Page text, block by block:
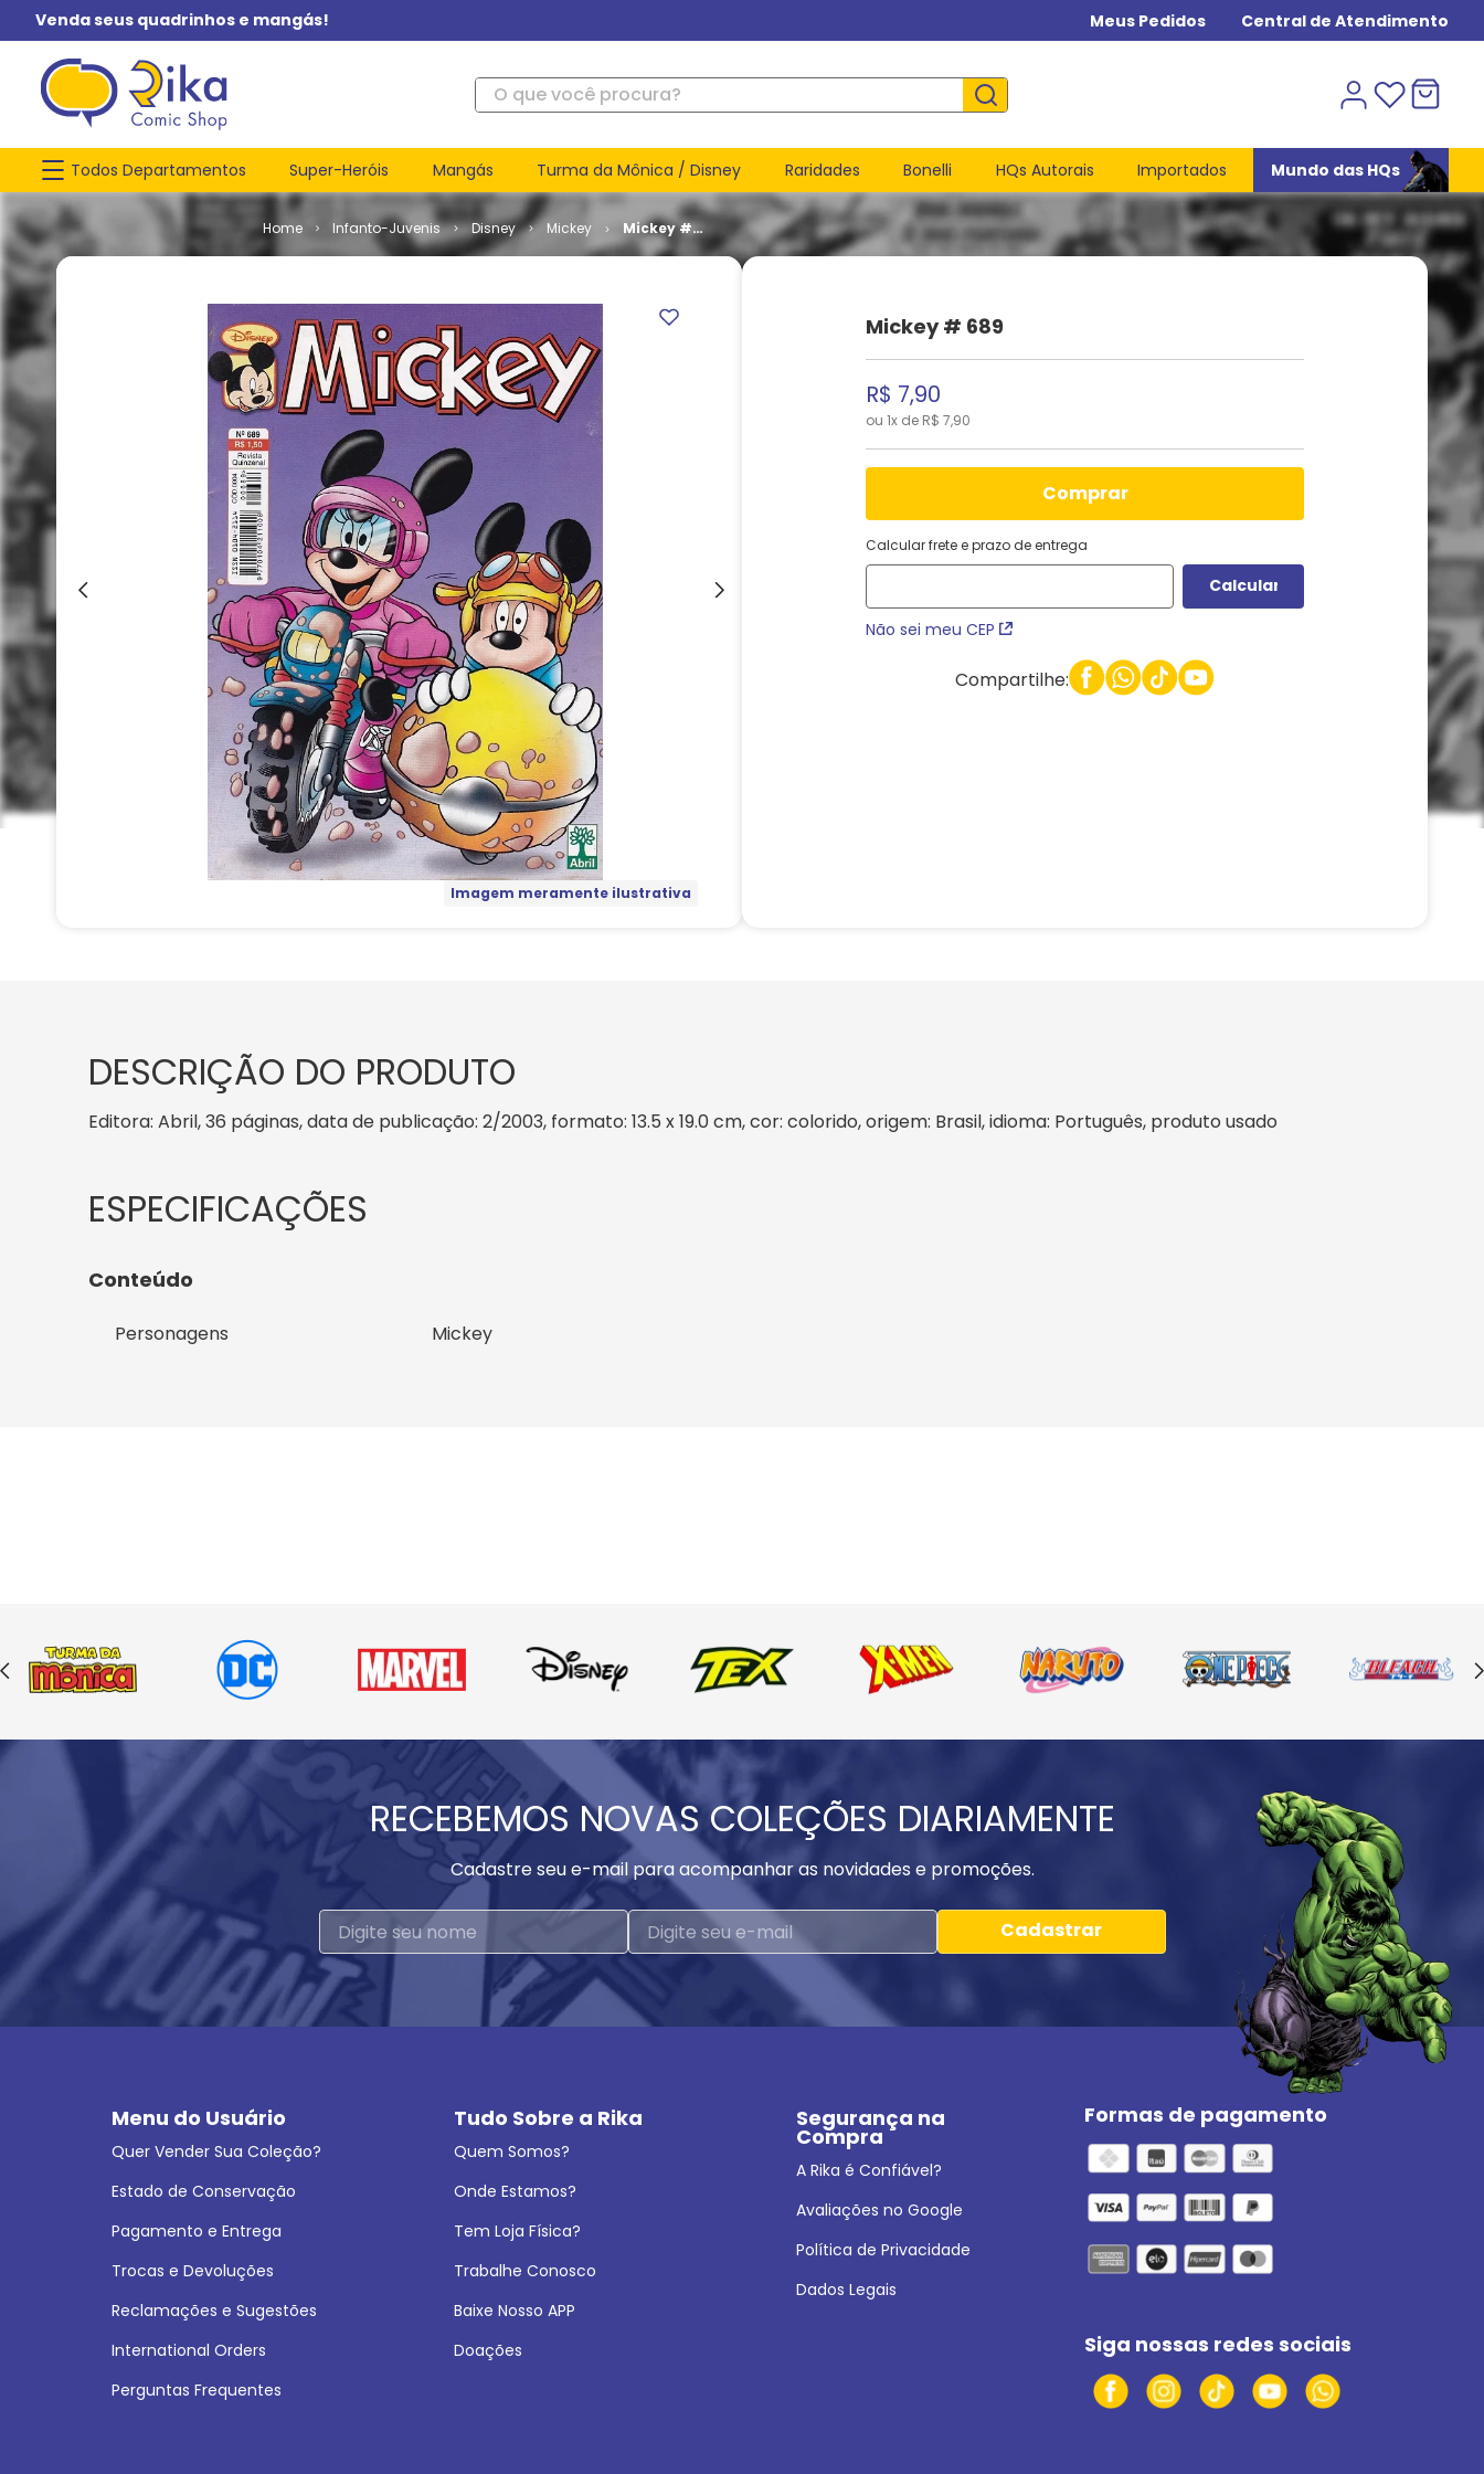
Venda seus quadrinhos e mangás! Meus Pedidos Central de Atendimento
O que você procura?
Todos Departamentos Super-Heróis Mangás Turma da Mônica / Disney Raridades Bonelli HQs Autorais Importados Mundo das HQs
Infanto-Juvenis Disney Mickey
Mickey #
689
Imagem meramente ilustrativa
Mickey # 689
R$ 7,90
ou 1x de R$ 7,90
comprar
Calcular frete e prazo de entrega
Não sei meu CEP
Compartilhe:
DESCRIÇÃO DO PRODUTO
Editora: Abril, 36 páginas, data de publicação: 2/2003, formato: 13.5 x 19.0 cm, cor: colorido, origem: Brasil, idioma: Português, produto usado
Conteúdo
Personagens Mickey
RECEBEMOS NOVAS COLEÇÕES DIARIAMENTE
Cadastre seu e-mail para acompanhar as novidades e promoções.
Cadastrar
Menu do Usuário
Quer Vender Sua Coleção?
Estado de Conservação
Pagamento e Entrega
Trocas e Devoluções
Reclamações e Sugestões
International Orders
Perguntas Frequentes
Tudo Sobre a Rika
Quem Somos?
Onde Estamos?
Tem Loja Física?
Trabalhe Conosco
Baixe Nosso APP
Doações
Segurança na
Compra
A Rika é Confiável?
Avaliações no Google
Política de Privacidade
Dados Legais
Formas de pagamento
Siga nossas redes sociais